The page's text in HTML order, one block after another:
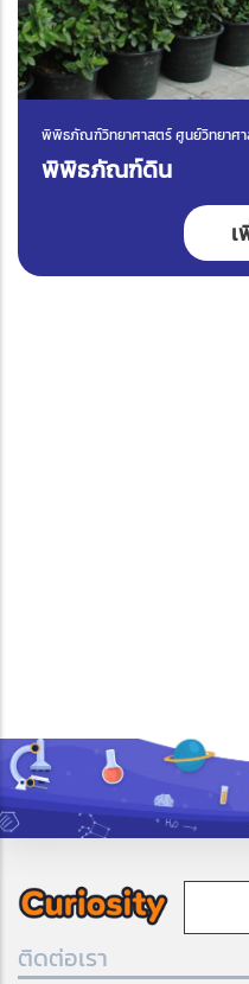
พิพิธภัณฑ์วิทยาศาสตร์ ศูนย์วิทยาศ
พิพิธภัณฑ์ดิน
ติดต่อเรา